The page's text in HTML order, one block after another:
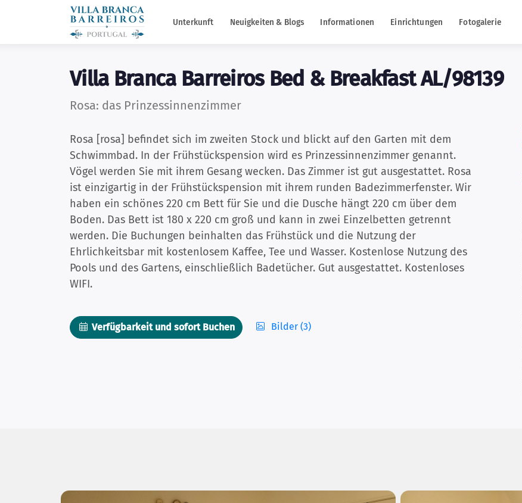
Unterkunft Neuigkeiten & Blogs Informationen Einrichtungen Fotogalerie
Villa Branca Barreiros Bed & Breakfast AL/98139
Rosa: das Prinzessinnenzimmer
Rosa [rosa] befindet sich im zweiten Stock und blickt auf den Garten mit dem
Schwimmbad. In der Frühstückspension wird es Prinzessinnenzimmer genannt.
Vögel werden Sie mit ihrem Gesang wecken. Das Zimmer ist gut ausgestattet. Rosa
ist einzigartig in der Frühstückspension mit ihrem runden Badezimmerfenster. Wir
haben ein schönes 220 cm Bett für Sie und die Dusche hängt 220 cm über dem
Boden. Das Bett ist 180 x 220 cm groß und kann in zwei Einzelbetten getrennt
werden. Die Buchungen beinhalten das Frühstück und die Nutzung der
Ehrlichkeitsbar mit kostenlosem Kaffee, Tee und Wasser. Kostenlose Nutzung des
Pools und des Gartens, einschließlich Badetücher. Gut ausgestattet. Kostenloses
WIFI.
Verfügbarkeit und sofort Buchen Bilder (3)